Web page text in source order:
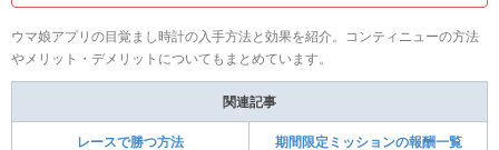
ウマ娘アプリの目覚まし時計の入手方法と効果を紹介。コンティニューの方法
やメリット・デメリットについてもまとめています。
関連記事
レースで勝つ方法 期間限定ミッションの報酬一覧